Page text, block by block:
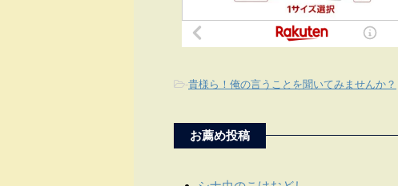
-貴様ら！俺の言うことを聞いてみませんか？
お薦め投稿